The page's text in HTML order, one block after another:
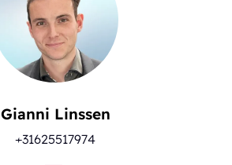
Gianni Linssen
+31625517974